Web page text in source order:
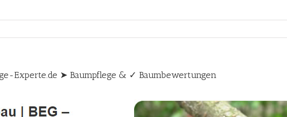
Experte.de ➤ Baumpflege & ✓ Baumbewertungen